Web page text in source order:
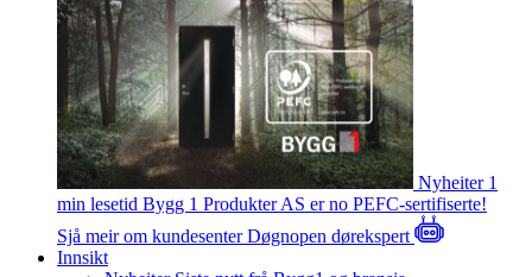
Nyheiter 1
min lesetid Bygg 1 Produkter AS er no PEFC-sertifiserte!
Sjå meir om kundesenterDøgnopen dørekspert
Innsikt